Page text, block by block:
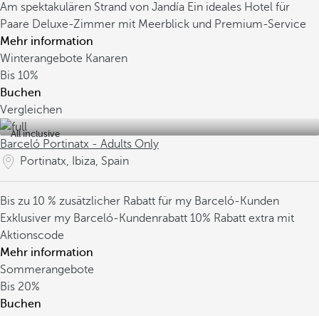
Am spektakulären Strand von Jandía Ein ideales Hotel für
Paare Deluxe-Zimmer mit Meerblick und Premium-Service
Mehr information
Winterangebote Kanaren
Bis 10%
Buchen
Vergleichen
All inclusive
Barceló Portinatx - Adults Only
Portinatx, Ibiza, Spain
Bis zu 10 % zusätzlicher Rabatt für my Barceló-Kunden
Exklusiver my Barceló-Kundenrabatt 10% Rabatt extra mit
Aktionscode
Mehr information
Sommerangebote
Bis 20%
Buchen